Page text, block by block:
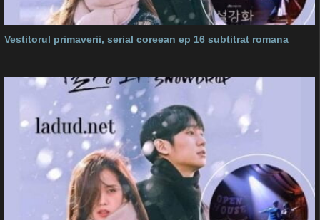
Vestitorul primaverii, serial coreean ep 16 subtitrat romana